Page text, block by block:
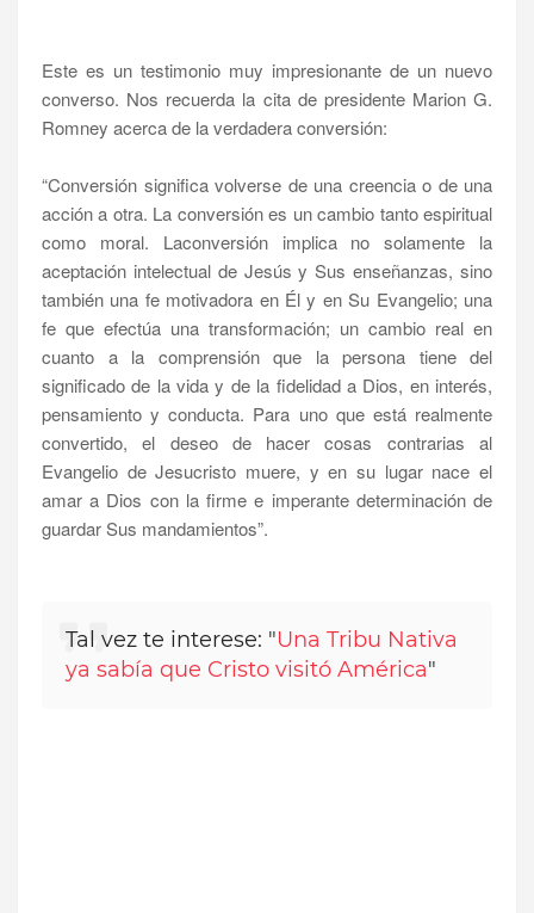
Este es un testimonio muy impresionante de un nuevo
converso. Nos recuerda la cita de presidente Marion G.
Romney acerca de la verdadera conversión:
“Conversión significa volverse de una creencia o de una
acción a otra. La conversión es un cambio tanto espiritual
como moral. Laconversión implica no solamente la
aceptación intelectual de Jesús y Sus enseñanzas, sino
también una fe motivadora en Él y en Su Evangelio; una
fe que efectúa una transformación; un cambio real en
cuanto a la comprensión que la persona tiene del
significado de la vida y de la fidelidad a Dios, en interés,
pensamiento y conducta. Para uno que está realmente
convertido, el deseo de hacer cosas contrarias al
Evangelio de Jesucristo muere, y en su lugar nace el
amar a Dios con la firme e imperante determinación de
guardar Sus mandamientos”.
Tal vez te interese: "Una Tribu Nativa
ya sabía que Cristo visitó América"